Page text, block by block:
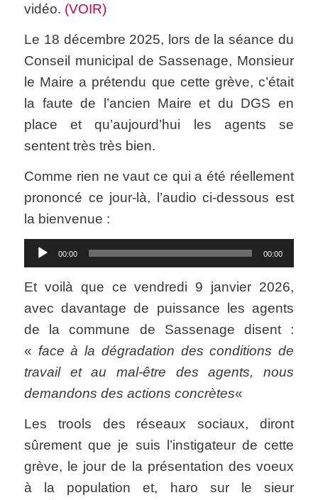
vidéo. (VOIR)
Le 18 décembre 2025, lors de la séance du
Conseil municipal de Sassenage, Monsieur
le Maire a prétendu que cette grève, c’était
la faute de l’ancien Maire et du DGS en
place et qu’aujourd’hui les agents se
sentent très très bien.
Comme rien ne vaut ce qui a été réellement
prononcé ce jour-là, l’audio ci-dessous est
la bienvenue :
Lecteur
audio
00:00 00:00
Et voilà que ce vendredi 9 janvier 2026,
avec davantage de puissance les agents
de la commune de Sassenage disent :
« face à la dégradation des conditions de
travail et au mal-être des agents, nous
demandons des actions concrètes«
Les trools des réseaux sociaux, diront
sûrement que je suis l’instigateur de cette
grève, le jour de la présentation des voeux
à la population et, haro sur le sieur